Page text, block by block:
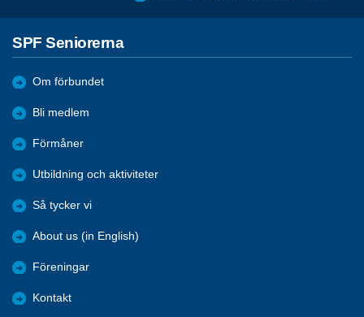
SPF Seniorerna
Om förbundet
Bli medlem
Förmåner
Utbildning och aktiviteter
Så tycker vi
About us (in English)
Föreningar
Kontakt